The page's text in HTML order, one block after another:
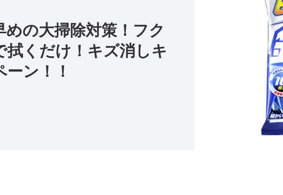
めの大掃除対策！フク
拭くだけ！キズ消しキ
ーン！！